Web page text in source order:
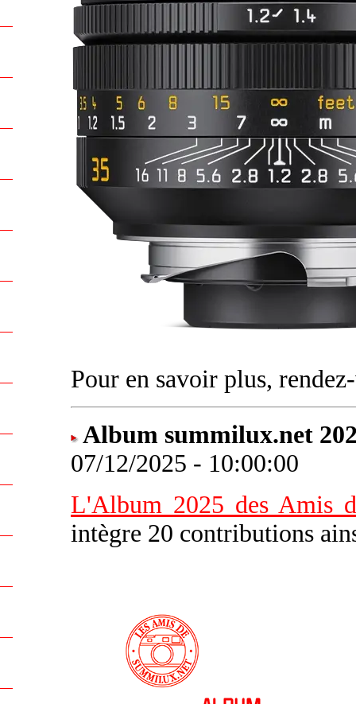
Pour en savoir plus,
Album summilux.net
07/12/2025 - 10:00:00
L'Album 2025 des Amis
intègre 20 contributions